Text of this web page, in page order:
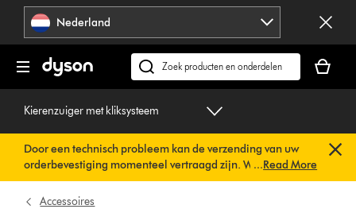
Navigatie
overslaan
Nederland
Zoek
op
dyson.nl
is
Kierenzuiger met kliksysteem
Door een technisch probleem kan de verzending van uw
orderbevestiging momenteel vertraagd zijn. We werken al
aan een snelle oplossing.U hoeft verder niets te doen. Uw
orderbevestiging wordt binnenkort automatisch naar u
...Read More
Accessoires